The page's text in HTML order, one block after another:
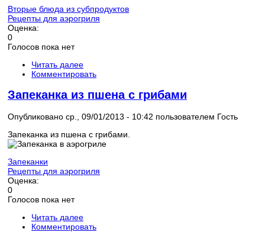
Вторые блюда из субпродуктов
Рецепты для аэрогриля
Оценка:
0
Голосов пока нет
Читать далее
Комментировать
Запеканка из пшена с грибами
Опубликовано ср., 09/01/2013 - 10:42 пользователем Гость
Запеканка из пшена с грибами.
Запеканки
Рецепты для аэрогриля
Оценка:
0
Голосов пока нет
Читать далее
Комментировать